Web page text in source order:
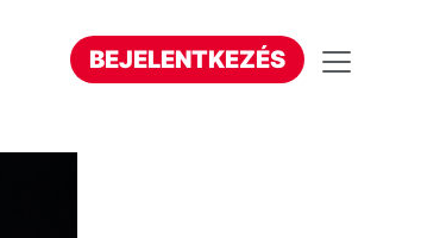
BEJELENTKEZÉS